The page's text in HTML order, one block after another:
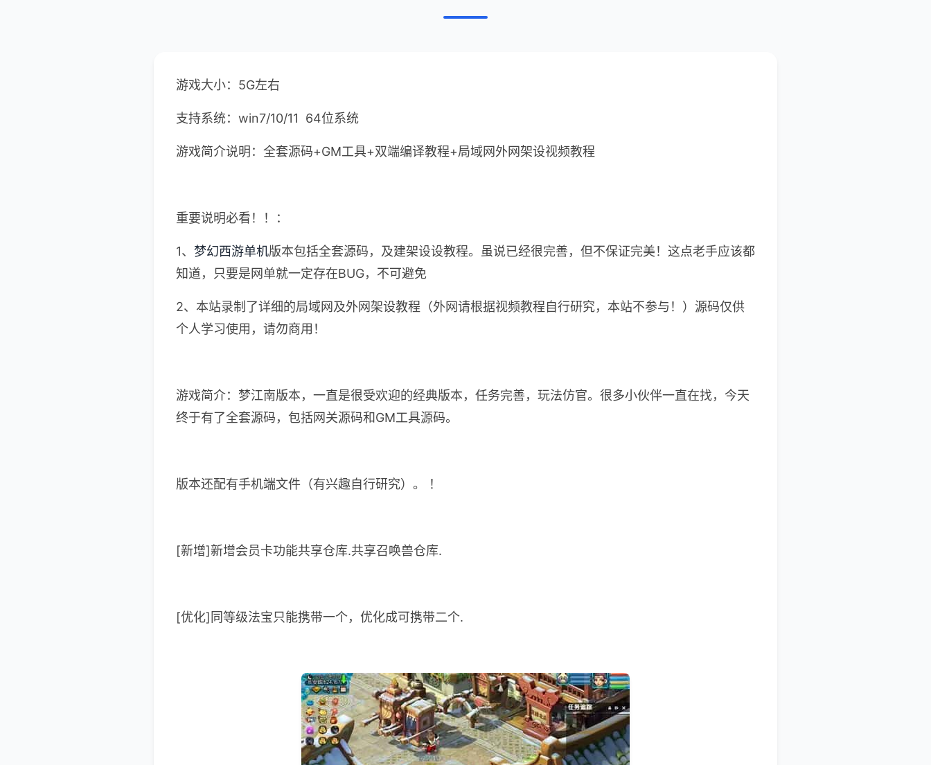
游戏大小：5G左右
支持系统：win7/10/11 64位系统
游戏简介说明：全套源码+GM工具+双端编译教程+局域网外网架设视频教程
重要说明必看！！：
1、 梦幻西游单机版本包括全套源码，及建架设设教程。虽说已经很完善，但不保证完美！这点老手应该都
知道，只要是网单就一定存在BUG，不可避免
2、本站录制了详细的局域网及外网架设教程（外网请根据视频教程自行研究，本站不参与！）源码仅供
个人学习使用，请勿商用！
游戏简介：梦江南版本，一直是很受欢迎的经典版本，任务完善，玩法仿官。很多小伙伴一直在找，今天
终于有了全套源码，包括网关源码和GM工具源码。
版本还配有手机端文件（有兴趣自行研究）。 ！
[新增]新增会员卡功能共享仓库.共享召唤兽仓库.
[优化]同等级法宝只能携带一个，优化成可携带二个.